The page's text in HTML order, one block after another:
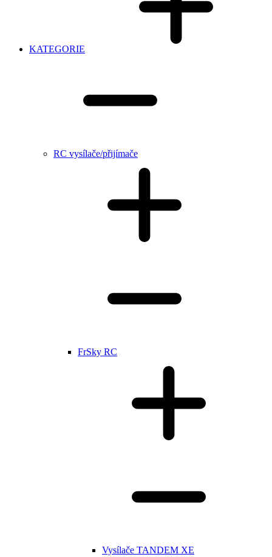
KATEGORIE
RC vysílače/přijímače
FrSky RC
Vysílače TANDEM XE